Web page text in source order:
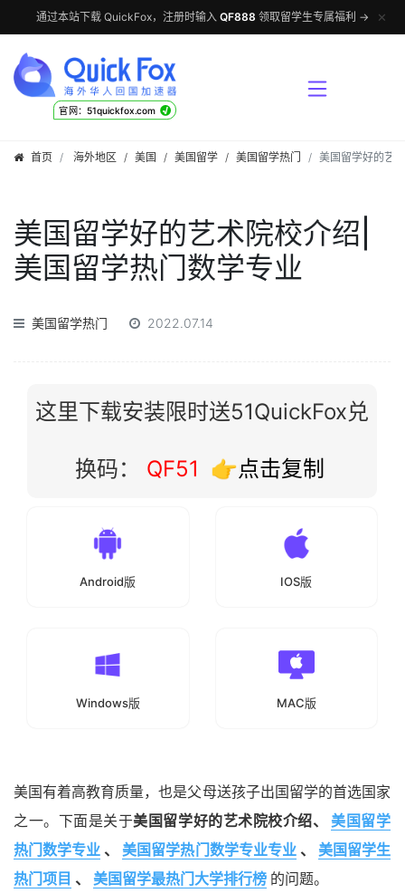
通过本站下载 QuickFox，注册时输入 QF888 领取留学生专属福利 → ✕
官网：51quickfox.com √
首页 海外地区 / 美国 / 美国留学 / 美国留学热门 美国留学好的艺
美国留学好的艺术院校介绍|
美国留学热门数学专业
美国留学热门 2022.07.14
这里下载安装限时送51QuickFox兑
换码： QF51 👉点击复制
Android版 IOS版
Windows版 MAC版
美国有着高教育质量，也是父母送孩子出国留学的首选国家
之一。下面是关于美国留学好的艺术院校介绍、
美国留学
热门数学专业 、 美国留学热门数学专业专业 、
美国留学生
热门项目 、 美国留学最热门大学排行榜 的问题。